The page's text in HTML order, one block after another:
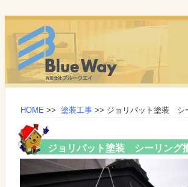
HOME >> 塗装工事 >> ジョリパット塗装 シ
ジョリパット塗装 シーリング